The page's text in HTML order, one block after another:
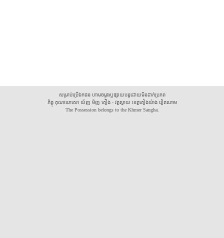
សម្រាប់ប្រើឯកជន ហាមចម្លងឬផ្សាយបន្តដោយមិនដាក់ប្រភព
ភិក្ខុ គុណឃោសោ យ័ញ មិញ គឿង - វត្តស្វាយ ខេត្តគៀងយ៉ាង វៀតណាម
The Possession belongs to the Khmer Sangha.